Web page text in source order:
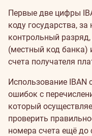
Первые две цифры
коду государства,
контрольный
(местный код банка)
счета получателя
Использование IBAN
ошибок с
который
проверить
номера счета ещё до